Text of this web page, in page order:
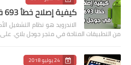
كيفية إصلاح خطأ 693 في متجر جوجل بلاي؟
الاندرويد هو نظام التشغيل
من التطبيقات المتاحة في متجر جوجل بلاي.
24 يوليو 2018